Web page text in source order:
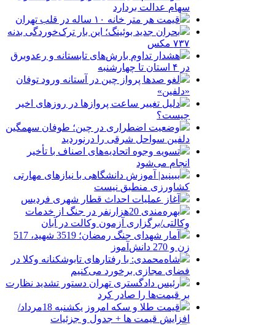
سهام عدالت بردارد
قیمت هر متر خانه ۱۰ ساله در قلب تهران
بحران جدید بوئینگ؛ این بار ترک‌خوردگی بدنه
۷۳۷ مکس
هشدار تداوم بارش‌های تابستانه و رعدوبرق
در ۴ استان تا چهارشنبه
لغو صدها پرواز چین در آستانه ورود توفان
«دلفین»
دلیل تغییر ساعت پروازها در روزهای اخیر
چیست؟
وضعیت اضطراری در چین؛ طوفان سهمگین
دلفین سواحل شرقی را درنوردید
تسویه وجوه اتحادیه‌های اصناف با تأخیر
انجام می‌شود
ببینید| آموزش دانشگاهی با نیازهای مهارتی
کشاورزی منطبق نیست
آغاز عملیات احداث قطار شهری فردیس
بهره‌مندی 20هزارنفر در جنگ از خدمات
وکالتی/برگزاری آزمون وکالت در آبان
آمار شهدای جنگ رمضان؛ 3519 شهید، 517
زن و 270 دانش‌آموز
شاه‌محمدی: با رفتارهای تابوشکنانه وکلا در
فضای مجازی برخورد می‌کنیم
رئیس دادگستری تهران دستور تشدید نظارت
بر قیمت‌ها را صادر کرد
قیمت طلا و سکه امروز یکشنبه 18مرداد/
افزایش قیمت ها + جدول و جزئیات